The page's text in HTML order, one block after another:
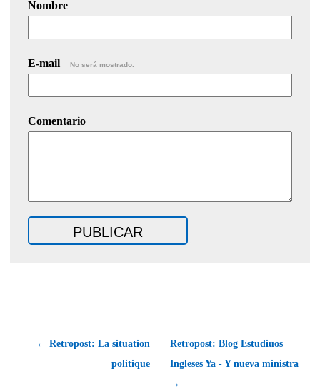
Nombre
E-mail No será mostrado.
Comentario
← Retropost: La situation
politique
Retropost: Blog Estudiuos
Ingleses Ya - Y nueva ministra
→